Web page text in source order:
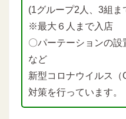
(1グループ2人、3組ま
※最大６人まで入店
〇パーテーションの設
など
新型コロナウイルス（
対策を行っています。